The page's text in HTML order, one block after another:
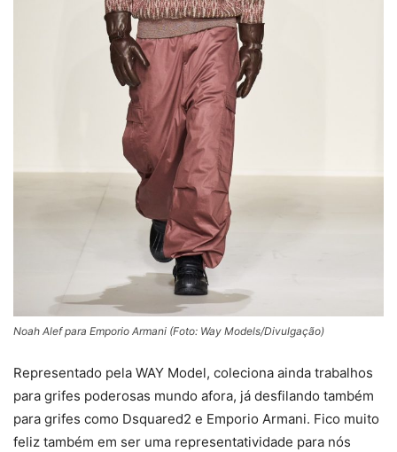
Noah Alef para Emporio Armani (Foto: Way Models/Divulgação)
Representado pela WAY Model, coleciona ainda trabalhos
para grifes poderosas mundo afora, já desfilando também
para grifes como Dsquared2 e Emporio Armani. Fico muito
feliz também em ser uma representatividade para nós